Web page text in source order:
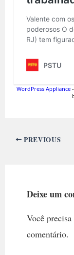
PREVIOUS
Deixe um
Você
comentário.